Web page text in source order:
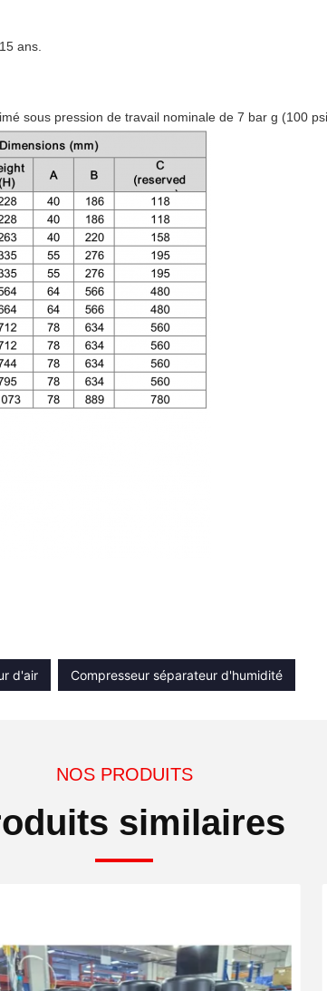
ans.
sous pression de travail nominale de 7 bar g (100
d'air Compresseur séparateur d'humidité
NOS PRODUITS
similaires